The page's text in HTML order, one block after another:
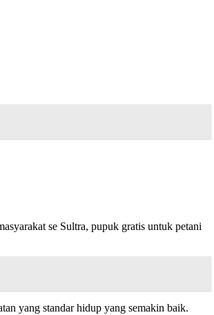
se Sultra, pupuk gratis untuk petani
yang standar hidup yang semakin baik.